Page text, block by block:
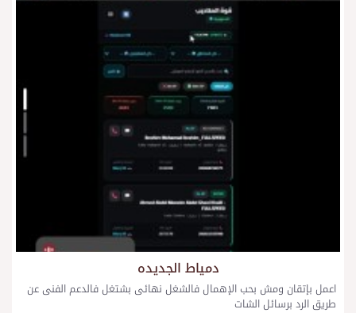
دمياط الجديده
اعمل بإتقان ومش بحب الإهمال فالشغل نهائى بشتغل فالدعم الفنى عن
طريق الرد برسائل الشات